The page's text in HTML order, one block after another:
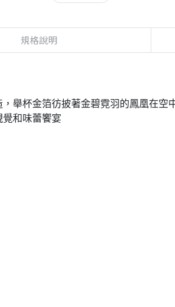
規格說明
舉杯金箔彷披著金碧霓羽的鳳凰在空
和味蕾饗宴